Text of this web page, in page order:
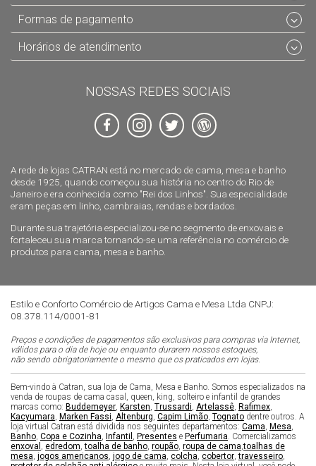
A rede de lojas CATRAN está no mercado de cama, mesa e banho
desde 1925, quando começou sua história no centro do Rio de
Janeiro e era conhecida como "Rei dos Linhos". Sua especialidade
eram peças em linho, cambraias, rendas e bordados.
Durante sua trajetória especializou-se no segmento de enxovais e
fortaleceu sua marca tornando-se uma referência no comércio de
produtos para cama, mesa e banho.
Formas de pagamento
Horários de atendimento
NOSSAS REDES SOCIAIS
Estilo e Conforto Comércio de Artigos Cama e Mesa Ltda CNPJ:
08.378.114/0001-81
Preços e condições de pagamentos são exclusivos para compras via Internet,
válidos para o dia de hoje ou enquanto durarem nossos estoques,
não sendo obrigatoriamente o mesmo que os praticados em lojas.
Bem-vindo à Catran, sua loja de Cama, Mesa e Banho. Somos especializados na
venda de roupas de cama casal, queen, king, solteiro e infantil de grandes
marcas como: Buddemeyer Karsten Trussardi Artelassê Rafimex
Kacyumara Marken Fassi Altenburg Capim Limão Tognato dentre outros. A
loja virtual Catran está dividida nos seguintes departamentos: Cama Mesa
Banho Copa e Cozinha Infantil Presentes e Perfumaria . Comercializamos
enxoval
edredom ,toalha de banho roupão roupa de cama ,toalhas de
mesa jogos americanos jogo de cama colcha cobertor ,travesseiro